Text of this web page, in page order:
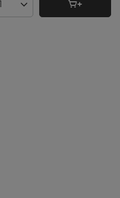
Quantité de produits